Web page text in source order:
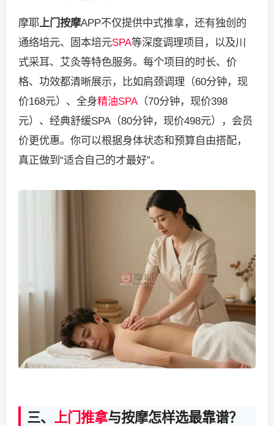
摩耶上门按摩APP不仅提供中式推拿，还有独创的
通络培元、固本培元SPA等深度调理项目，以及川
式采耳、艾灸等特色服务。每个项目的时长、价
格、功效都清晰展示，比如肩颈调理（60分钟，现
价168元）、全身精油SPA（70分钟，现价398
元）、经典舒缓SPA（80分钟，现价498元），会员
价更优惠。你可以根据身体状态和预算自由搭配，
真正做到“适合自己的才最好”。
三、 上门推拿与按摩怎样选最靠谱？